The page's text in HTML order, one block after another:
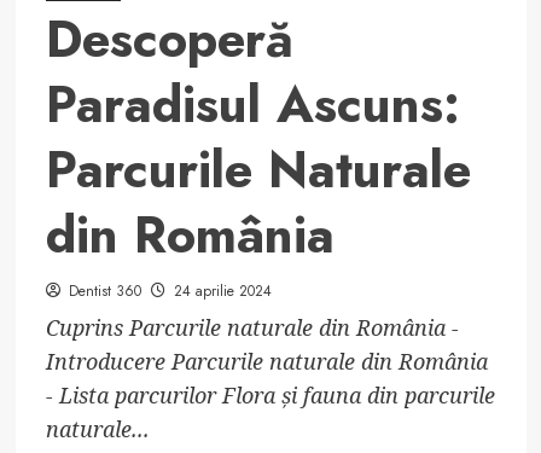
Descoperă
Paradisul Ascuns:
Parcurile Naturale
din România
Dentist 360 24 aprilie 2024
Cuprins Parcurile naturale din România -
Introducere Parcurile naturale din România
- Lista parcurilor Flora și fauna din parcurile
naturale...